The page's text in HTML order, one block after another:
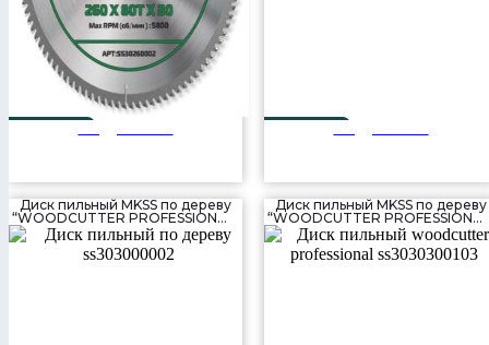
Диск пильный MKSS по дереву
“WOODCUTTER PROFESSIONAL”
(300×56T×30 мм)
Диск пильный MKSS по дереву
“WOODCUTTER
(300×80T×30 мм)